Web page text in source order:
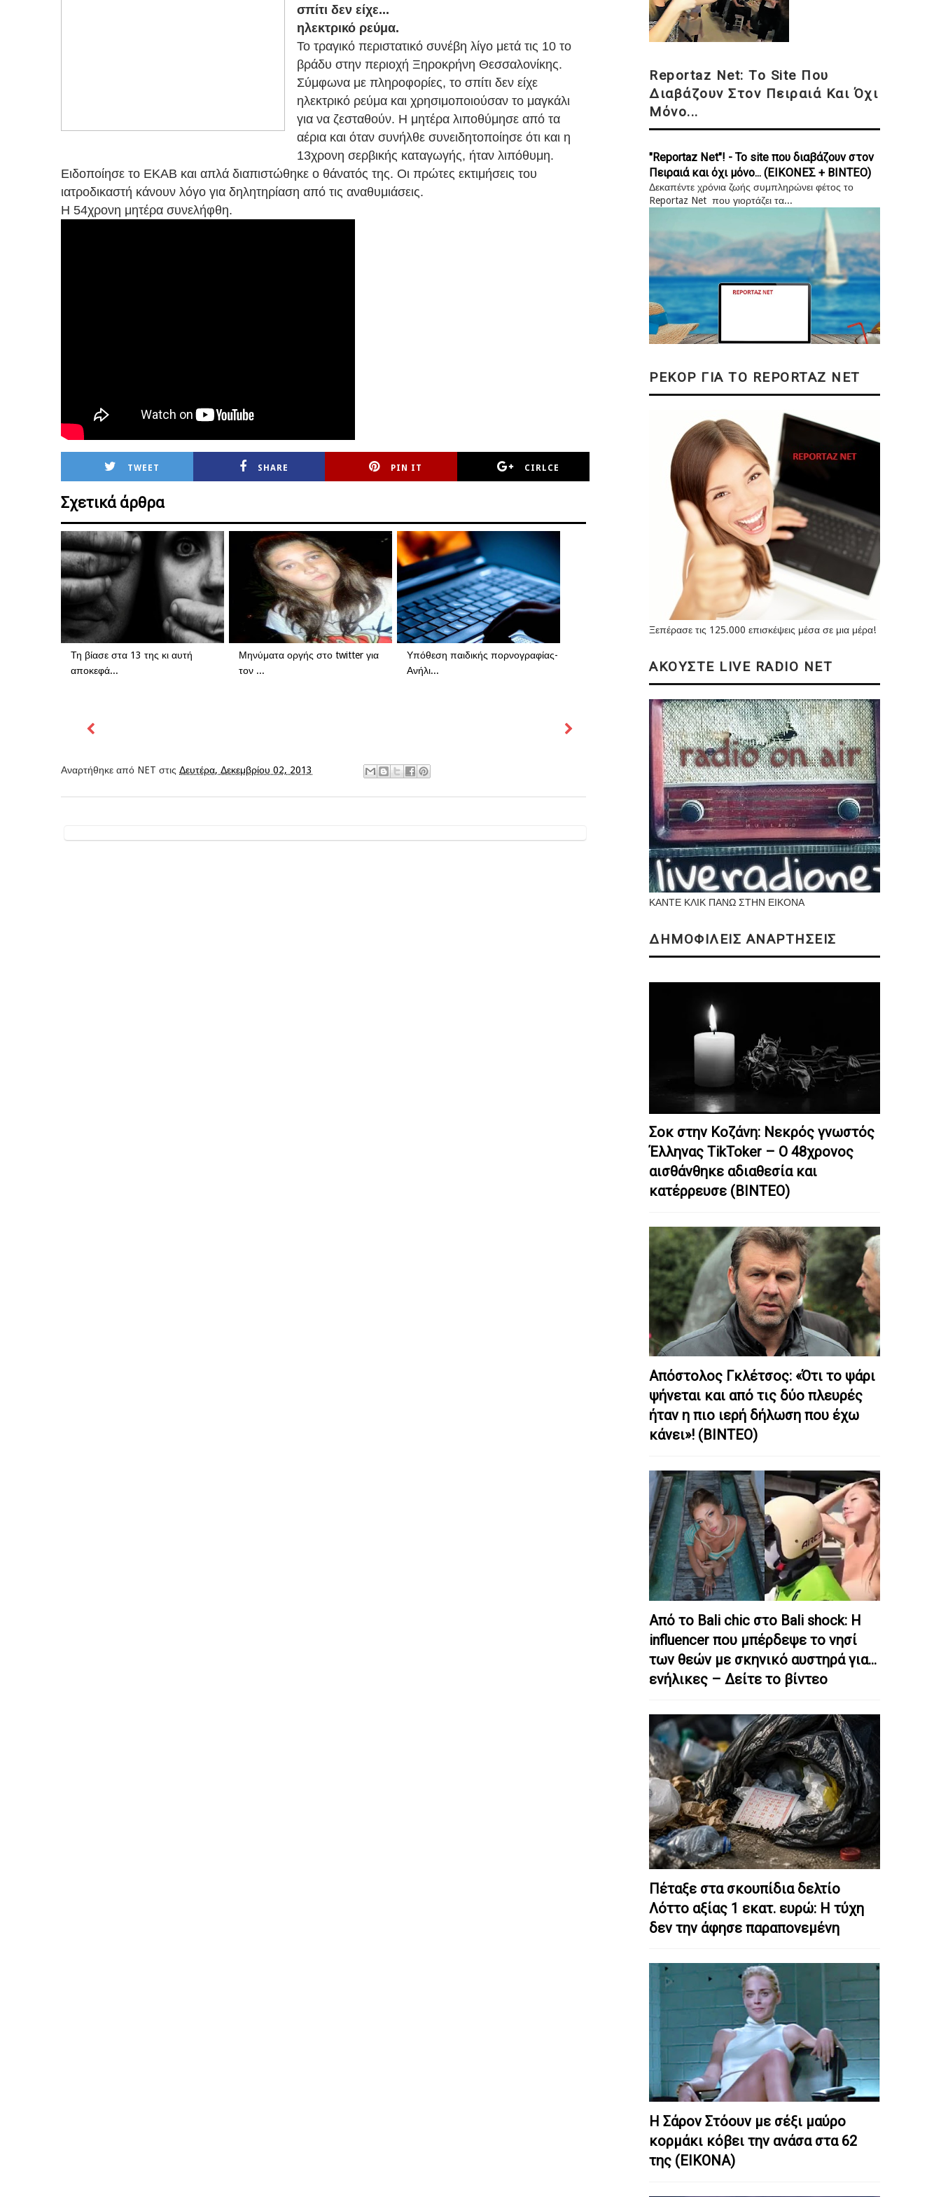
σπίτι δεν είχε...
ηλεκτρικό ρεύμα.
Το τραγικό περιστατικό συνέβη λίγο μετά τις 10 το
βράδυ στην περιοχή Ξηροκρήνη Θεσσαλονίκης.
Σύμφωνα με πληροφορίες, το σπίτι δεν είχε
ηλεκτρικό ρεύμα και χρησιμοποιούσαν το μαγκάλι
για να ζεσταθούν. Η μητέρα λιποθύμησε από τα
αέρια και όταν συνήλθε συνειδητοποίησε ότι και η
13χρονη σερβικής καταγωγής, ήταν λιπόθυμη.
Ειδοποίησε το ΕΚΑΒ και απλά διαπιστώθηκε ο θάνατός της. Οι πρώτες εκτιμήσεις του
ιατροδικαστή κάνουν λόγο για δηλητηρίαση από τις αναθυμιάσεις.
Η 54χρονη μητέρα συνελήφθη.
TWEET SHARE PIN IT CIRLCE
Σχετικά άρθρα
Τη βίασε στα 13 της κι αυτή
αποκεφά...
Μηνύματα οργής στο twitter για
τον ...
Υπόθεση παιδικής πορνογραφίας-
Ανήλι...
Αναρτήθηκε από NET στις Δευτέρα, Δεκεμβρίου 02, 2013
Reportaz Net: Το Site Που
Διαβάζουν Στον Πειραιά Και Όχι
Μόνο...
"Reportaz Net"! - Το site που διαβάζουν στον
Πειραιά και όχι μόνο... (ΕΙΚΟΝΕΣ + ΒΙΝΤΕΟ)
Δεκαπέντε χρόνια ζωής συμπληρώνει φέτος το
Reportaz Net που γιορτάζει τα...
ΡΕΚΟΡ ΓΙΑ ΤΟ REPORTAZ NET
Ξεπέρασε τις 125.000 επισκέψεις μέσα σε μια μέρα!
ΑΚΟΥΣΤΕ LIVE RADIO NET
ΚΑΝΤΕ ΚΛΙΚ ΠΑΝΩ ΣΤΗΝ ΕΙΚΟΝΑ
ΔΗΜΟΦΙΛΕΙΣ ΑΝΑΡΤΗΣΕΙΣ
Σοκ στην Κοζάνη: Nεκρός γνωστός
Έλληνας TikToker – Ο 48χρονος
αισθάνθηκε αδιαθεσία και
κατέρρευσε (ΒΙΝΤΕΟ)
Απόστολος Γκλέτσος: «Ότι το ψάρι
ψήνεται και από τις δύο πλευρές
ήταν η πιο ιερή δήλωση που έχω
κάνει»! (ΒΙΝΤΕΟ)
Από το Bali chic στο Bali shock: Η
influencer που μπέρδεψε το νησί
των θεών με σκηνικό αυστηρά για…
ενήλικες – Δείτε το βίντεο
Πέταξε στα σκουπίδια δελτίο
Λόττο αξίας 1 εκατ. ευρώ: Η τύχη
δεν την άφησε παραπονεμένη
Η Σάρον Στόουν με σέξι μαύρο
κορμάκι κόβει την ανάσα στα 62
της (ΕΙΚΟΝΑ)